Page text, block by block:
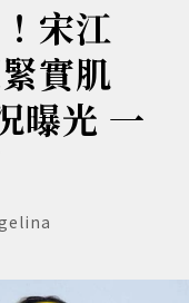
宋江
實肌
曝光 一